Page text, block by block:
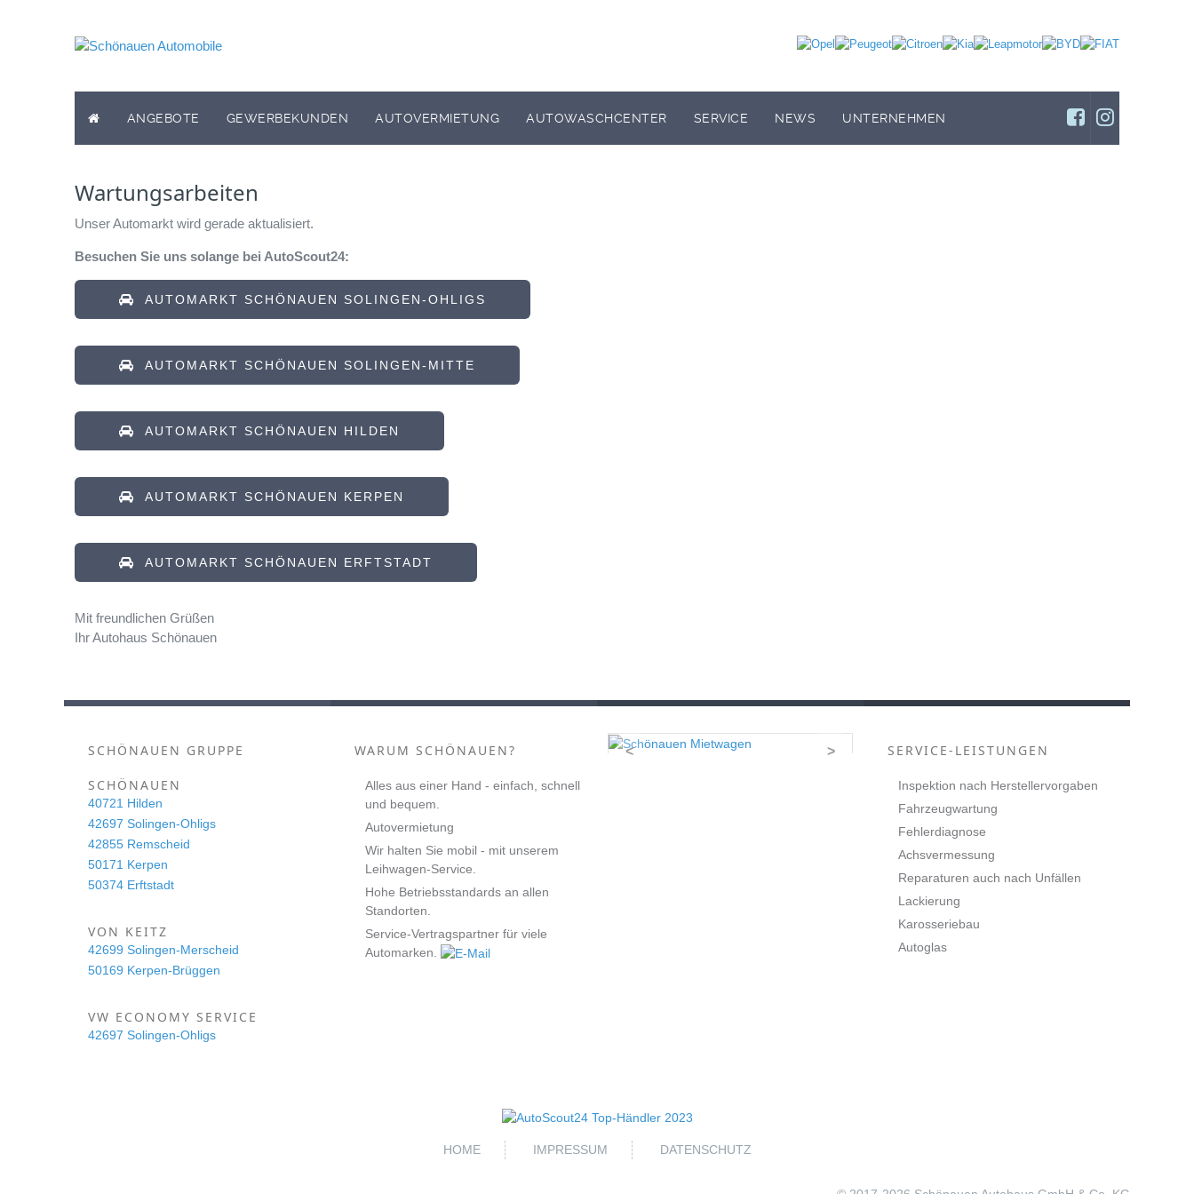
ANGEBOTE GEWERBEKUNDEN AUTOVERMIETUNG AUTOWASCHCENTER SERVICE NEWS UNTERNEHMEN
Wartungsarbeiten
Unser Automarkt wird gerade aktualisiert.
Besuchen Sie uns solange bei AutoScout24:
AUTOMARKT SCHÖNAUEN SOLINGEN-OHLIGS
AUTOMARKT SCHÖNAUEN SOLINGEN-MITTE
AUTOMARKT SCHÖNAUEN HILDEN
AUTOMARKT SCHÖNAUEN KERPEN
AUTOMARKT SCHÖNAUEN ERFTSTADT
Mit freundlichen Grüßen
Ihr Autohaus Schönauen
SCHÖNAUEN GRUPPE
SCHÖNAUEN
40721 Hilden
42697 Solingen-Ohligs
42855 Remscheid
50171 Kerpen
50374 Erftstadt
VON KEITZ
42699 Solingen-Merscheid
50169 Kerpen-Brüggen
VW ECONOMY SERVICE
42697 Solingen-Ohligs
WARUM SCHÖNAUEN?
Alles aus einer Hand - einfach, schnell
und bequem.
Autovermietung
Wir halten Sie mobil - mit unserem
Leihwagen-Service.
Hohe Betriebsstandards an allen
Standorten.
Service-Vertragspartner für viele
Automarken.
< > SERVICE-LEISTUNGEN
Inspektion nach Herstellervorgaben
Fahrzeugwartung
Fehlerdiagnose
Achsvermessung
Reparaturen auch nach Unfällen
Lackierung
Karosseriebau
Autoglas
HOME IMPRESSUM DATENSCHUTZ